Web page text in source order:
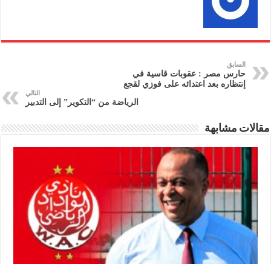
السابق
حارس مصر : عقوبات قاسية في
إنتظاره بعد اعتدائه على فوزي لقجع
التالي
الرياضة من “التكوير” إلى التدبير
مقالات مشابهة